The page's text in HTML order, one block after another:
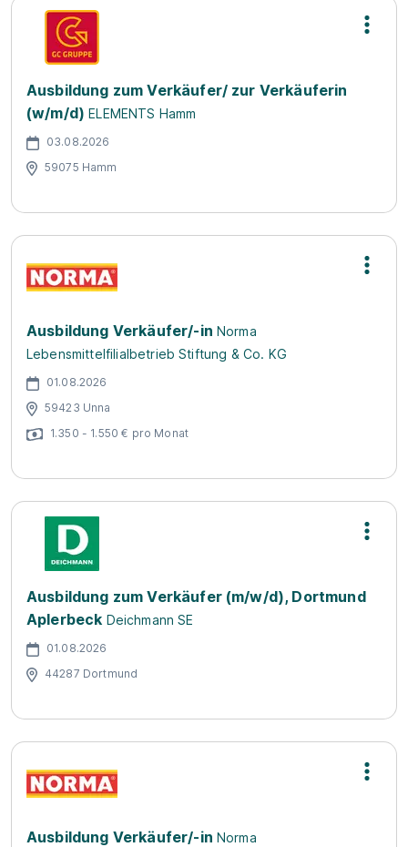
Ausbildung zum Verkäufer/ zur Verkäuferin
(w/m/d) ELEMENTS Hamm
03.08.2026
59075 Hamm
Ausbildung Verkäufer/-in Norma
Lebensmittelfilialbetrieb Stiftung & Co. KG
01.08.2026
59423 Unna
1.350 - 1.550 € pro Monat
Ausbildung zum Verkäufer (m/w/d), Dortmund
Aplerbeck Deichmann SE
01.08.2026
44287 Dortmund
Ausbildung Verkäufer/-in Norma